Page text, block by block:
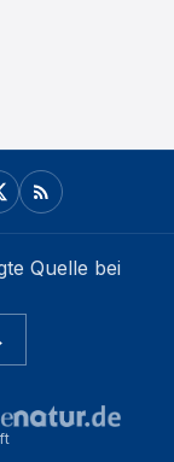
Quelle bei